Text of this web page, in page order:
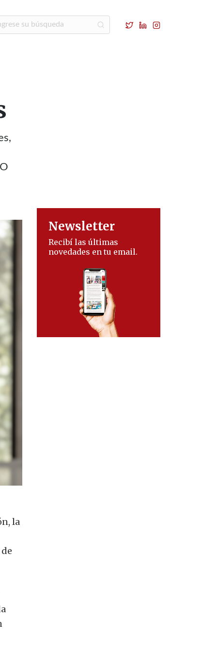
la
Newsletter
Recibí las últimas
novedades en tu email.